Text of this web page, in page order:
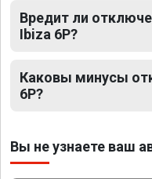
Вредит ли
Ibiza 6P?
Каковы минусы
6P?
Вы не узнаете ваш